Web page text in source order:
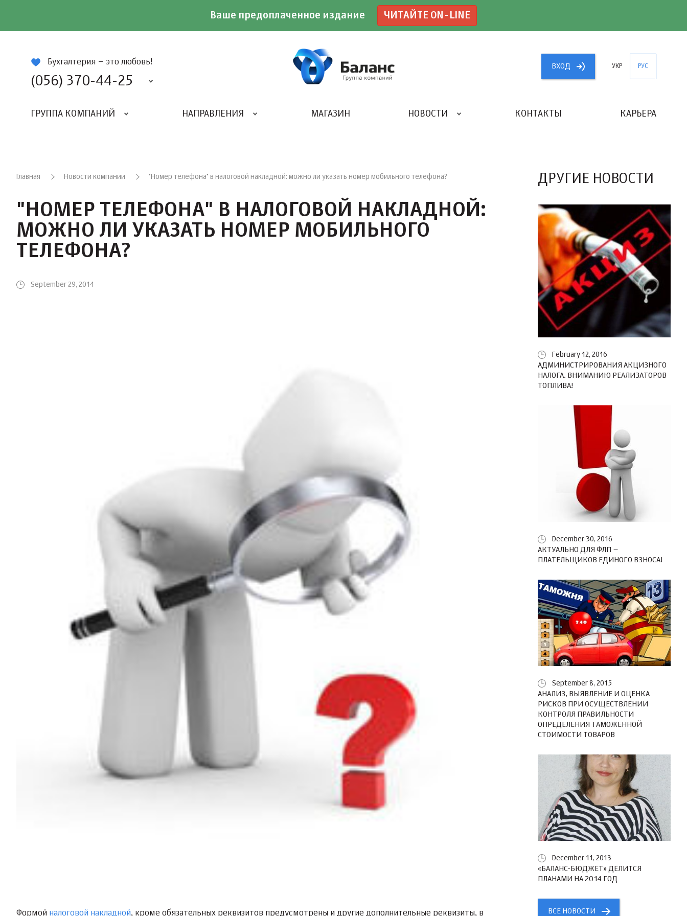
Ваше предоплаченное издание ЧИТАЙТЕ ON-LINE
Бухгалтерия – это любовь!
(056) 370-44-25
ВХОД УКР РУС
ГРУППА КОМПАНИЙ НАПРАВЛЕНИЯ МАГАЗИН НОВОСТИ КОНТАКТЫ КАРЬЕРА
Главная Новости компании "Номер телефона" в налоговой накладной: можно ли указать номер мобильного телефона?
"НОМЕР ТЕЛЕФОНА" В НАЛОГОВОЙ НАКЛАДНОЙ:
МОЖНО ЛИ УКАЗАТЬ НОМЕР МОБИЛЬНОГО
ТЕЛЕФОНА?
September 29, 2014
Формой налоговой накладной, кроме обязательных реквизитов предусмотрены и другие дополнительные реквизиты, в
ДРУГИЕ НОВОСТИ
February 12, 2016
АДМИНИСТРИРОВАНИЯ АКЦИЗНОГО
НАЛОГА. ВНИМАНИЮ РЕАЛИЗАТОРОВ
ТОПЛИВА!
December 30, 2016
АКТУАЛЬНО ДЛЯ ФЛП –
ПЛАТЕЛЬЩИКОВ ЕДИНОГО ВЗНОСА!
September 8, 2015
АНАЛИЗ, ВЫЯВЛЕНИЕ И ОЦЕНКА
РИСКОВ ПРИ ОСУЩЕСТВЛЕНИИ
КОНТРОЛЯ ПРАВИЛЬНОСТИ
ОПРЕДЕЛЕНИЯ ТАМОЖЕННОЙ
СТОИМОСТИ ТОВАРОВ
December 11, 2013
«БАЛАНС-БЮДЖЕТ» ДЕЛИТСЯ
ПЛАНАМИ НА 2014 ГОД
ВСЕ НОВОСТИ